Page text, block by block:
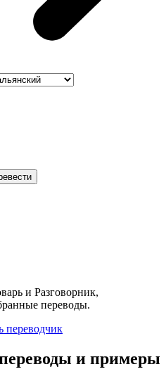
и Разговорник,
переводы.
и примеры